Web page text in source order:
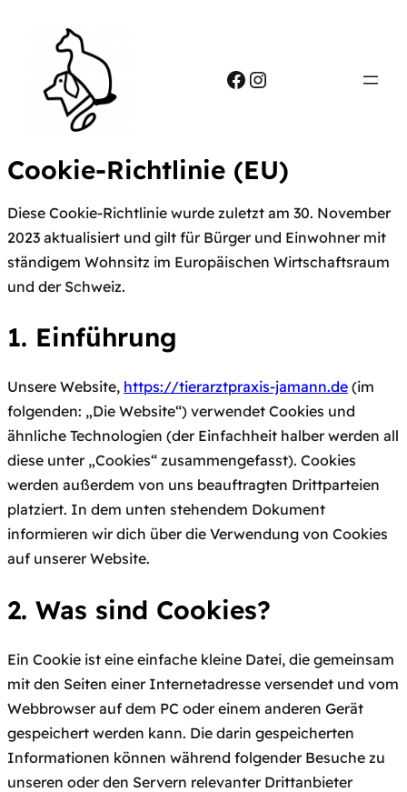
springen
Facebook Instagram
Cookie-Richtlinie (EU)
Diese Cookie-Richtlinie wurde zuletzt am 30. November
2023 aktualisiert und gilt für Bürger und Einwohner mit
ständigem Wohnsitz im Europäischen Wirtschaftsraum
und der Schweiz.
1. Einführung
Unsere Website, https://tierarztpraxis-jamann.de (im
folgenden: „Die Website“) verwendet Cookies und
ähnliche Technologien (der Einfachheit halber werden all
diese unter „Cookies“ zusammengefasst). Cookies
werden außerdem von uns beauftragten Drittparteien
platziert. In dem unten stehendem Dokument
informieren wir dich über die Verwendung von Cookies
auf unserer Website.
2. Was sind Cookies?
Ein Cookie ist eine einfache kleine Datei, die gemeinsam
mit den Seiten einer Internetadresse versendet und vom
Webbrowser auf dem PC oder einem anderen Gerät
gespeichert werden kann. Die darin gespeicherten
Informationen können während folgender Besuche zu
unseren oder den Servern relevanter Drittanbieter